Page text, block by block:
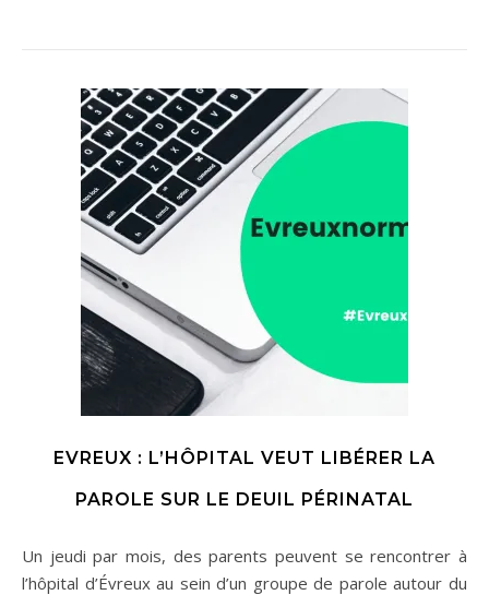
EVREUX : L’HÔPITAL VEUT LIBÉRER LA
PAROLE SUR LE DEUIL PÉRINATAL
Un jeudi par mois, des parents peuvent se rencontrer à
l’hôpital d’Évreux au sein d’un groupe de parole autour du